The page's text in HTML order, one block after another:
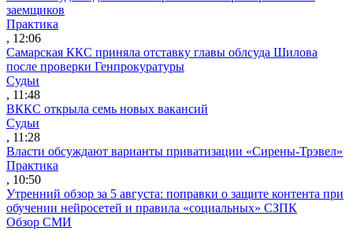
заемщиков
Практика
, 12:06
Самарская ККС приняла отставку главы облсуда Шилова
после проверки Генпрокуратуры
Судьи
, 11:48
ВККС открыла семь новых вакансий
Судьи
, 11:28
Власти обсуждают варианты приватизации «Сирены-Трэвел»
Практика
, 10:50
Утренний обзор за 5 августа: поправки о защите контента при
обучении нейросетей и правила «социальных» СЗПК
Обзор СМИ